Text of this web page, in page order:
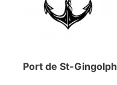
Port de St-Gingolph